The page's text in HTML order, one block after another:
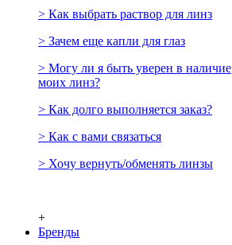
> Как выбрать раствор для линз
> Зачем еще капли для глаз
> Могу ли я быть уверен в наличие
моих линз?
> Как долго выполняется заказ?
> Как с вами связаться
> Хочу вернуть/обменять линзы
+
Бренды